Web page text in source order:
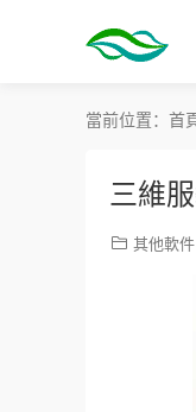
當前位置： 首
三維
其他軟件